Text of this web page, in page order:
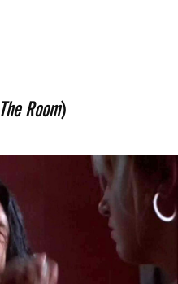
The Room)